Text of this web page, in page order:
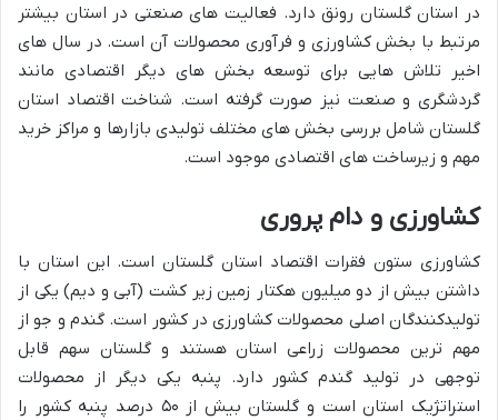
در استان گلستان رونق دارد. فعالیت های صنعتی در استان بیشتر
مرتبط با بخش کشاورزی و فرآوری محصولات آن است. در سال های
اخیر تلاش هایی برای توسعه بخش های دیگر اقتصادی مانند
گردشگری و صنعت نیز صورت گرفته است. شناخت اقتصاد استان
گلستان شامل بررسی بخش های مختلف تولیدی بازارها و مراکز خرید
مهم و زیرساخت های اقتصادی موجود است.
کشاورزی و دام پروری
کشاورزی ستون فقرات اقتصاد استان گلستان است. این استان با
داشتن بیش از دو میلیون هکتار زمین زیر کشت (آبی و دیم) یکی از
تولیدکنندگان اصلی محصولات کشاورزی در کشور است. گندم و جو از
مهم ترین محصولات زراعی استان هستند و گلستان سهم قابل
توجهی در تولید گندم کشور دارد. پنبه یکی دیگر از محصولات
استراتژیک استان است و گلستان بیش از ۵۰ درصد پنبه کشور را